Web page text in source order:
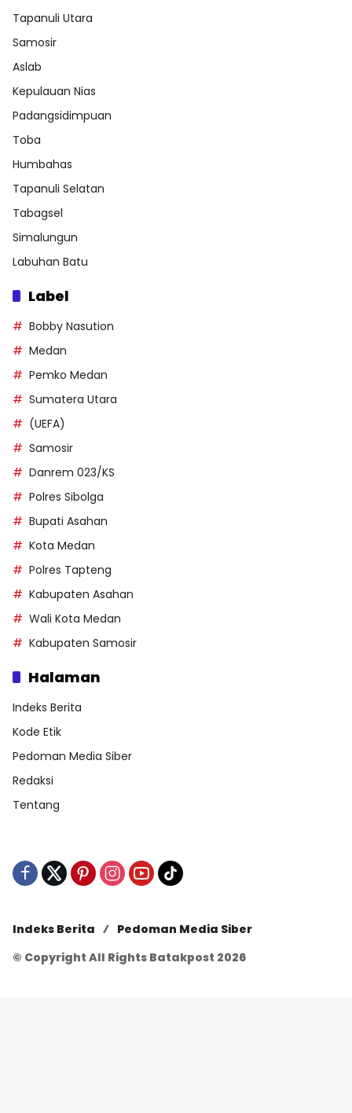
Tapanuli Utara
Samosir
Aslab
Kepulauan Nias
Padangsidimpuan
Toba
Humbahas
Tapanuli Selatan
Tabagsel
Simalungun
Labuhan Batu
Label
Bobby Nasution
Medan
Pemko Medan
Sumatera Utara
(UEFA)
Samosir
Danrem 023/KS
Polres Sibolga
Bupati Asahan
Kota Medan
Polres Tapteng
Kabupaten Asahan
Wali Kota Medan
Kabupaten Samosir
Halaman
Indeks Berita
Kode Etik
Pedoman Media Siber
Redaksi
Tentang
Indeks Berita
Pedoman Media Siber
© Copyright All Rights Batakpost 2026